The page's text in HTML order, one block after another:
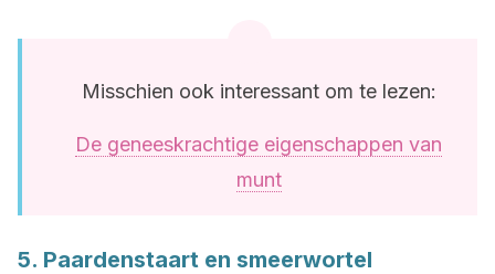
Misschien ook interessant om te lezen:
De geneeskrachtige eigenschappen van
munt
5. Paardenstaart en smeerwortel